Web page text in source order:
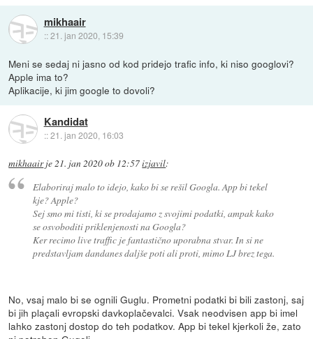
mikhaair
::21. jan 2020, 15:39
Meni se sedaj ni jasno od kod pridejo trafic info, ki niso googlovi?
Apple ima to?
Aplikacije, ki jim google to dovoli?
Kandidat
::21. jan 2020, 16:03
mikhaairje21. jan 2020 ob 12:57izjavil:
Elaboriraj malo to idejo, kako bi se rešil Googla. App bi tekel
kje? Apple?
Sej smo mi tisti, ki se prodajamo z svojimi podatki, ampak kako
se osvoboditi priklenjenosti na Googla?
Ker recimo live traffic je fantastično uporabna stvar. In si ne
predstavljam dandanes daljše poti ali proti, mimo LJ brez tega.
No, vsaj malo bi se ognili Guglu. Prometni podatki bi bili zastonj, saj
bi jih plaçali evropski davkoplačevalci. Vsak neodvisen app bi imel
lahko zastonj dostop do teh podatkov. App bi tekel kjerkoli že, zato